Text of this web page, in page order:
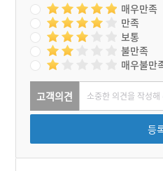
매우만족
만족
보통
불만족
매우불만
고객의견
등